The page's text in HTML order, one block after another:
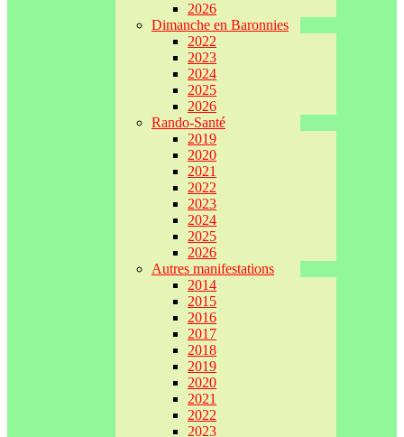
2026
Dimanche en Baronnies
2022
2023
2024
2025
2026
Rando-Santé
2019
2020
2021
2022
2023
2024
2025
2026
Autres manifestations
2014
2015
2016
2017
2018
2019
2020
2021
2022
2023